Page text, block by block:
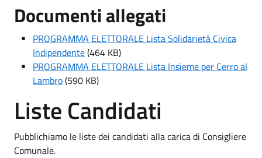
Documenti allegati
PROGRAMMA ELETTORALE Lista Solidarietà Civica
Indipendente(464 KB)
PROGRAMMA ELETTORALE Lista Insieme per Cerro al
Lambro(590 KB)
Liste Candidati
Pubblichiamo le liste dei candidati alla carica di Consigliere
Comunale.